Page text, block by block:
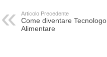
Articolo Precedente
Come diventare Tecnologo
Alimentare